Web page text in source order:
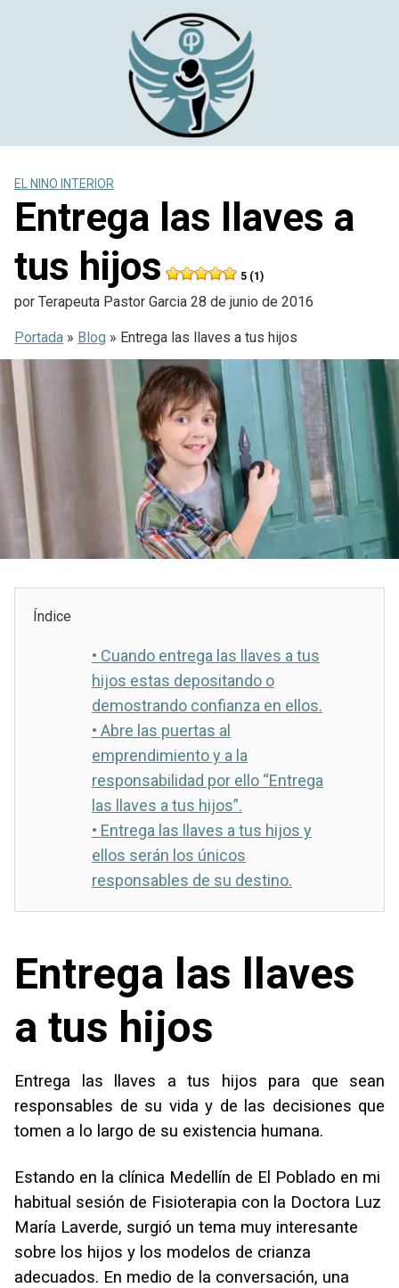
EL NINO INTERIOR
Entrega las llaves a
tus hijos
5 (1)
por Terapeuta Pastor Garcia 28 de junio de 2016
Portada » Blog » Entrega las llaves a tus hijos
Índice
• Cuando entrega las llaves a tus
hijos estas depositando o
demostrando confianza en ellos.
• Abre las puertas al
emprendimiento y a la
responsabilidad por ello “Entrega
las llaves a tus hijos”.
• Entrega las llaves a tus hijos y
ellos serán los únicos
responsables de su destino.
Entrega las llaves
a tus hijos
Entrega las llaves a tus hijos para que sean
responsables de su vida y de las decisiones que
tomen a lo largo de su existencia humana.
Estando en la clínica Medellín de El Poblado en mi
habitual sesión de Fisioterapia con la Doctora Luz
María Laverde, surgió un tema muy interesante
sobre los hijos y los modelos de crianza
adecuados. En medio de la conversación, una